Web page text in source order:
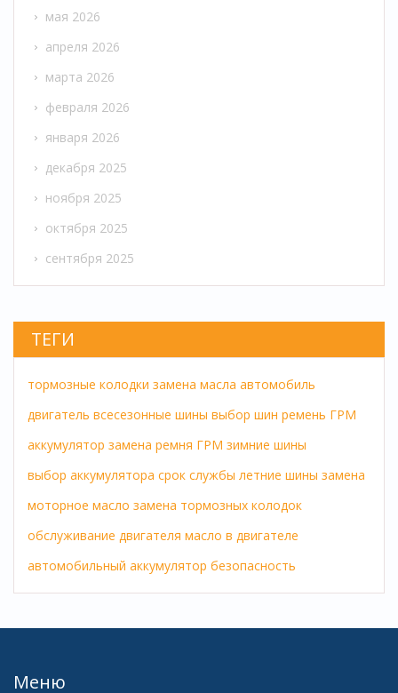
мая 2026
апреля 2026
марта 2026
февраля 2026
января 2026
декабря 2025
ноября 2025
октября 2025
сентября 2025
ТЕГИ
тормозные колодки замена масла автомобиль
двигатель всесезонные шины выбор шин ремень ГРМ
аккумулятор замена ремня ГРМ зимние шины
выбор аккумулятора срок службы летние шины замена
моторное масло замена тормозных колодок
обслуживание двигателя масло в двигателе
автомобильный аккумулятор безопасность
Меню